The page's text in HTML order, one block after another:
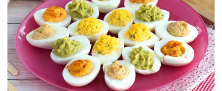
Precedente